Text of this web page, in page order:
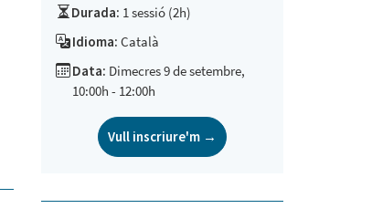
Durada: 1 sessió (2h)
Idioma: Català
Data: Dimecres 9 de setembre,
10:00h - 12:00h
Vull inscriure'm →